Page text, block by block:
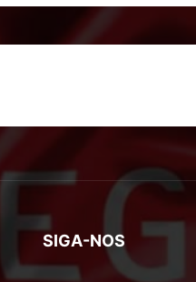
SIGA-NOS